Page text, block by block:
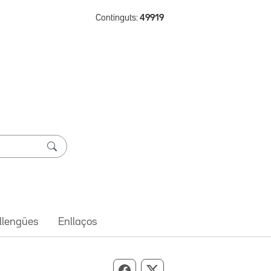
Continguts: 49919
Enllaços